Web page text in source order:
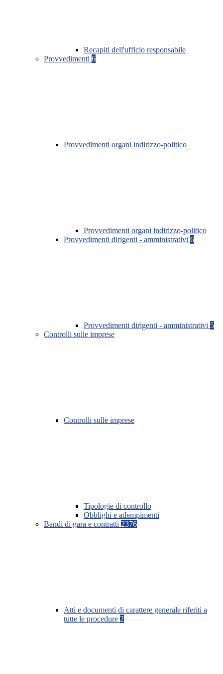
Recapiti dell'ufficio responsabile
Provvedimenti 6
Provvedimenti organi indirizzo-politico
Provvedimenti organi indirizzo-politico
Provvedimenti dirigenti - amministrativi 6
Provvedimenti dirigenti - amministrativi 5
Controlli sulle imprese
Controlli sulle imprese
Tipologie di controllo
Obblighi e adempimenti
Bandi di gara e contratti 2376
Atti e documenti di carattere generale riferiti a
tutte le procedure 2